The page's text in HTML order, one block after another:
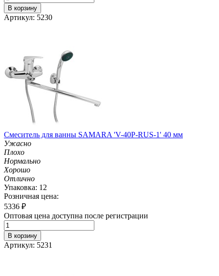
В корзину
Артикул: 5230
Смеситель для ванны SAMARA 'V-40P-RUS-1' 40 мм
Ужасно
Плохо
Нормально
Хорошо
Отлично
Упаковка: 12
Розничная цена:
5336 ₽
Оптовая цена доступна после регистрации
В корзину
Артикул: 5231